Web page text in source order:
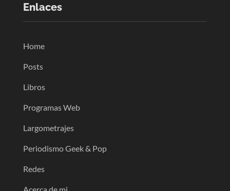
Enlaces
Home
Posts
Libros
Programas Web
Largometrajes
Periodismo Geek & Pop
Redes